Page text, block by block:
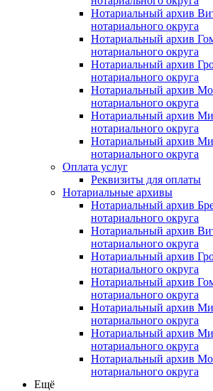
Нотариальный архив
нотариального округа
Нотариальный архив
нотариального округа
Нотариальный архив
нотариального округа
Нотариальный архив
нотариального округа
Нотариальный архив
нотариального округа
Нотариальный архив
нотариального округа
Оплата услуг
Реквизиты для оплаты
Нотариальные архивы
Нотариальный архив
нотариального округа
Нотариальный архив
нотариального округа
Нотариальный архив
нотариального округа
Нотариальный архив
нотариального округа
Нотариальный архив
нотариального округа
Нотариальный архив
нотариального округа
Нотариальный архив
нотариального округа
Ещё